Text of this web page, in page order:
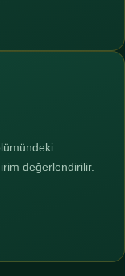
değerlendirilir.